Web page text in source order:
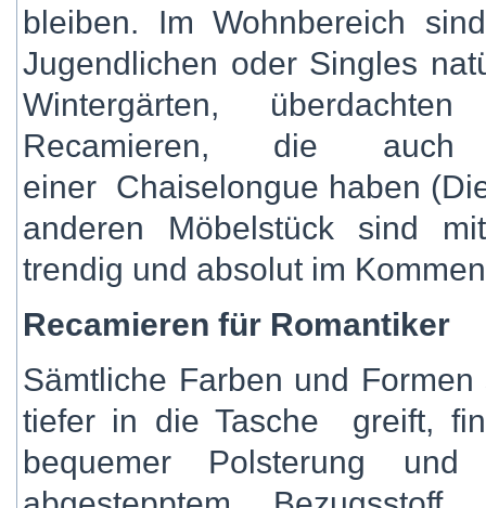
bleiben. Im Wohnbereich
Jugendlichen oder Singles
Wintergärten,
Recamieren, die
einer Chaiselongue haben
anderen Möbelstück sind
trendig und absolut im
Recamieren für Romantiker
Sämtliche Farben und
tiefer in die Tasche greift,
bequemer Polsterung